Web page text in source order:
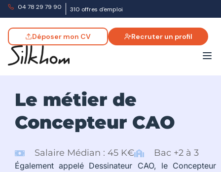
04 78 29 79 90 310 offres d'emploi
Déposer mon CV Recruter un profil
Le métier de
Concepteur CAO
Salaire Médian : 45 K€ Bac +2 à 3
Également appelé Dessinateur CAO, le Concepteur